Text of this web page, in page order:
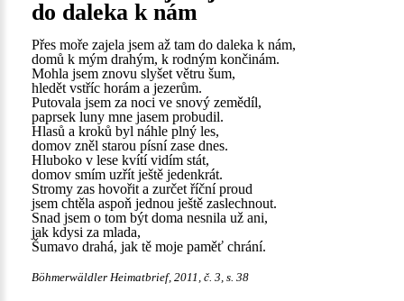
do daleka k nám
Přes moře zajela jsem až tam do daleka k nám,
domů k mým drahým, k rodným končinám.
Mohla jsem znovu slyšet větru šum,
hledět vstříc horám a jezerům.
Putovala jsem za noci ve snový zemědíl,
paprsek luny mne jasem probudil.
Hlasů a kroků byl náhle plný les,
domov zněl starou písní zase dnes.
Hluboko v lese kvítí vidím stát,
domov smím uzřít ještě jedenkrát.
Stromy zas hovořit a zurčet říční proud
jsem chtěla aspoň jednou ještě zaslechnout.
Snad jsem o tom být doma nesnila už ani,
jak kdysi za mlada,
Šumavo drahá, jak tě moje paměť chrání.
Böhmerwäldler Heimatbrief, 2011, č. 3, s. 38